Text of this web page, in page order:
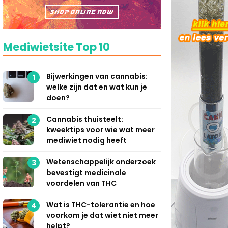
Mediwietsite Top 10
1
Bijwerkingen van cannabis:
welke zijn dat en wat kun je
doen?
2
Cannabis thuisteelt:
kweektips voor wie wat meer
mediwiet nodig heeft
3
Wetenschappelijk onderzoek
bevestigt medicinale
voordelen van THC
4
Wat is THC-tolerantie en hoe
voorkom je dat wiet niet meer
helpt?